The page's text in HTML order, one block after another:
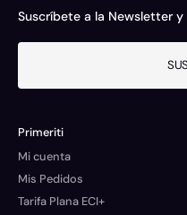
Suscríbete a la Newsletter
Primeriti
Mi cuenta
Mis Pedidos
Tarifa Plana ECI+